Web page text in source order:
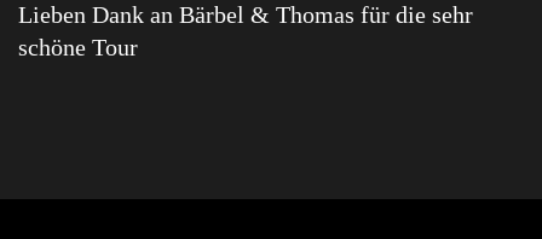
Lieben Dank an Bärbel & Thomas für die sehr
schöne Tour